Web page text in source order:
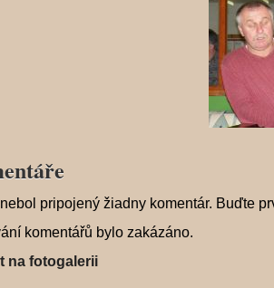
pripojený žiadny komentár. Buďte
komentářů bylo zakázáno.
na fotogalerii